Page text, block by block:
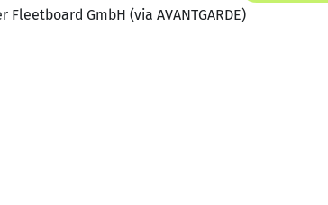
GmbH (via AVANTGARDE)